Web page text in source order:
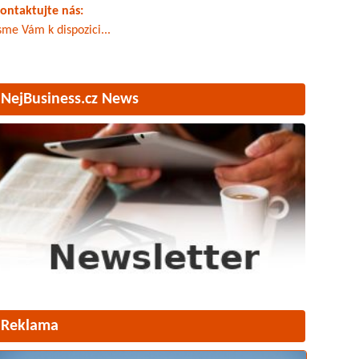
nás:
Vám k dispozici...
NejBusiness.cz News
Reklama